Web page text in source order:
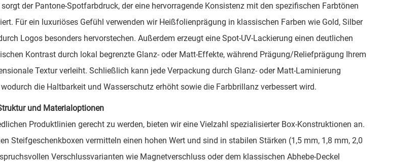
der Pantone-Spotfarbdruck, der eine hervorragende Konsistenz mit den spezifischen Farbtönen
Für ein luxuriöses Gefühl verwenden wir Heißfolienprägung in klassischen Farben wie Gold, Silber
Logos besonders hervorstechen. Außerdem erzeugt eine Spot-UV-Lackierung einen deutlichen
Kontrast durch lokal begrenzte Glanz- oder Matt-Effekte, während Prägung/Reliefprägung Ihrem
Textur verleiht. Schließlich kann jede Verpackung durch Glanz- oder Matt-Laminierung
die Haltbarkeit und Wasserschutz erhöht sowie die Farbbrillanz verbessert wird.
und Materialoptionen
Produktlinien gerecht zu werden, bieten wir eine Vielzahl spezialisierter Box-Konstruktionen an.
Steifgeschenkboxen vermitteln einen hohen Wert und sind in stabilen Stärken (1,5 mm, 1,8 mm, 2,0
Verschlussvarianten wie Magnetverschluss oder dem klassischen Abhebe-Deckel